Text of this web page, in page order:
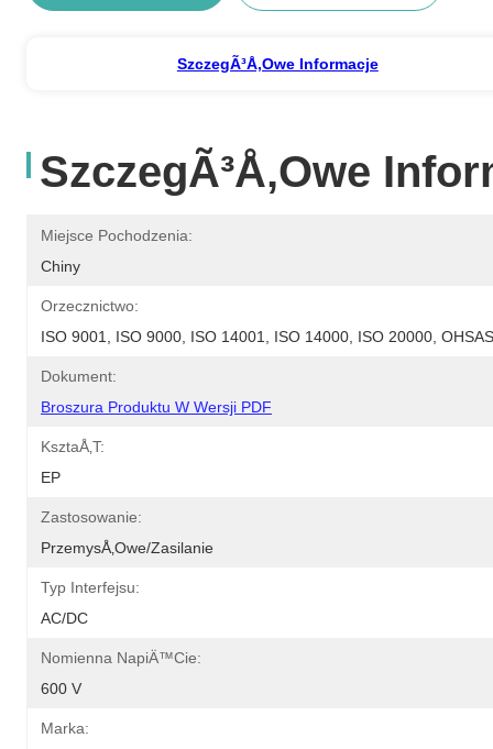
SzczegÃ³Å‚owe Informacje
SzczegÃ³Å‚owe
Miejsce Pochodzenia:
Chiny
Orzecznictwo:
ISO 9001, ISO 9000, ISO 14001, ISO 14000, ISO 20000,
Dokument:
Broszura Produktu W Wersji PDF
KsztaÅ‚t:
EP
Zastosowanie:
PrzemysÅ‚owe/Zasilanie
Typ Interfejsu:
AC/DC
Nomienna NapiÄ™cie:
600 V
Marka: